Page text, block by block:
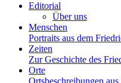
Editorial
Über uns
Menschen
Portraits aus dem
Zeiten
Zur Geschichte des
Orte